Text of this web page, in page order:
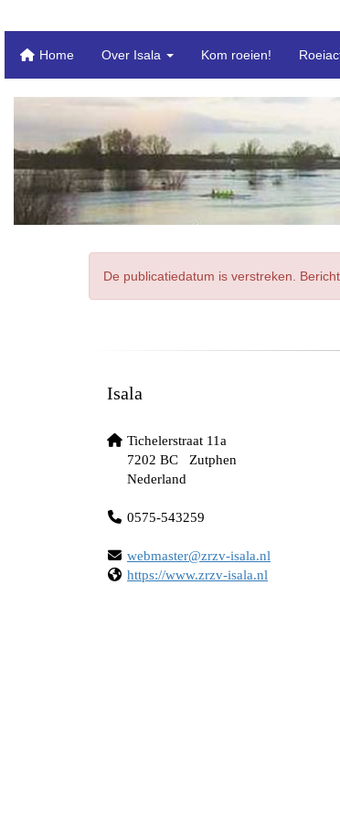
Home Over Isala Kom roeien!
De publicatiedatum is verstreken.
Isala
Tichelerstraat 11a
7202 BC Zutphen
Nederland
0575-543259
retsambew@zrzv-isala.nl
https://www.zrzv-isala.nl